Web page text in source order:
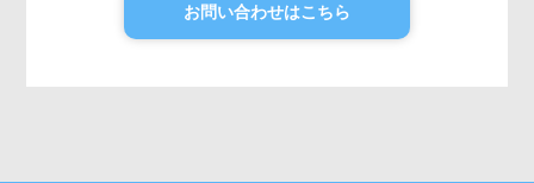
お問い合わせはこちら